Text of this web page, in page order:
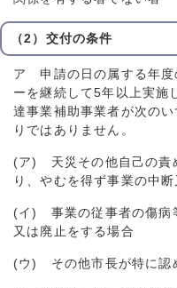
（2）交付の条件
ア 申請の日の属する年度
ーを継続して5年以上実施
達事業補助事業者が次の
りではありません。
(ア) 天災その他自己の責
り、やむを得ず事業の中
(イ) 事業の従事者の傷病
又は廃止をする場合
(ウ) その他市長が特に認